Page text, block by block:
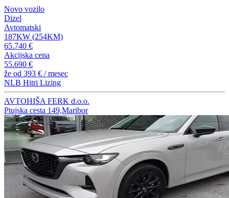
Novo vozilo
Dizel
Avtomatski
187KW (254KM)
65.740 €
Akcijska cena
55.690 €
že od 393 € / mesec
NLB Hitri Lizing
AVTOHIŠA FERK d.o.o.
Ptujska cesta 149,Maribor